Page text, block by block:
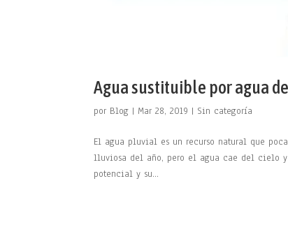
Agua sustituible por agua
por Blog | Mar 28, 2019 | Sin categoría
El agua pluvial es un recurso natural que
lluviosa del año, pero el agua cae del cielo
potencial y su...